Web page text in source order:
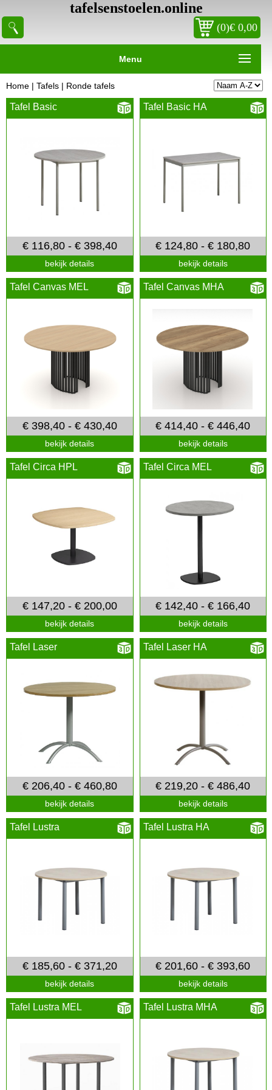
tafelsenstoelen.online
(0)€ 0,00
Menu
Home | Tafels | Ronde tafels
Tafel Basic
€ 116,80 - € 398,40
bekijk details
Tafel Basic HA
€ 124,80 - € 180,80
bekijk details
Tafel Canvas MEL
€ 398,40 - € 430,40
bekijk details
Tafel Canvas MHA
€ 414,40 - € 446,40
bekijk details
Tafel Circa HPL
€ 147,20 - € 200,00
bekijk details
Tafel Circa MEL
€ 142,40 - € 166,40
bekijk details
Tafel Laser
€ 206,40 - € 460,80
bekijk details
Tafel Laser HA
€ 219,20 - € 486,40
bekijk details
Tafel Lustra
€ 185,60 - € 371,20
bekijk details
Tafel Lustra HA
€ 201,60 - € 393,60
bekijk details
Tafel Lustra MEL Tafel Lustra MHA